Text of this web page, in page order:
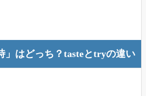
」はどっち？tasteとtryの違い